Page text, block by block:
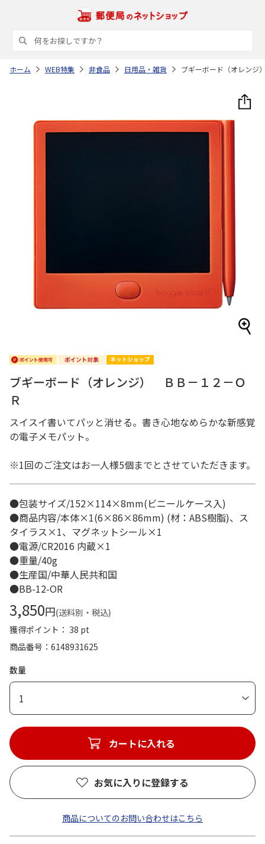
ホーム WEB特集 非食品 日用品・雑貨 ブギーボード（オレン
ブギーボード（オレンジ） ＢＢ－１２－Ｏ
Ｒ
スイスイ書いてパッと消せる。書き心地なめらかな新感覚
の電子メモパット。
※1回のご注文はお一人様5個までとさせていただきます。
●包装サイズ/152×114×8mm(ビニールケース入)
●商品内容/本体×1(6×86×86mm) (材：ABS樹脂)、ス
タイラス×1、マグネットシール×1
●電源/CR2016 内蔵×1
●重量/40g
●生産国/中華人民共和国
●BB-12-OR
3,850円(送料別・税込)
獲得ポイント： 38 pt
商品番号
6148931625
数量
1
カートに入れる
お気に入りに登録する
商品についてのお問い合わせはこちら